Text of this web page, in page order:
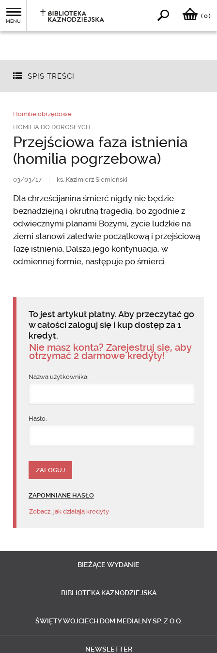
MENU
( 0)
SPIS TREŚCI
Homilie obrzędowe
HOMILIA DO DOROSŁYCH
Przejściowa faza istnienia
(homilia pogrzebowa)
03/03/17 ks. Kazimierz Siemieński
Dla chrześcijanina śmierć nigdy nie będzie
beznadziejną i okrutną tragedią, bo zgodnie z
odwiecznymi planami Bożymi, życie ludzkie na
ziemi stanowi zaledwie początkową i przejściową
fazę istnienia. Dalsza jego kontynuacja, w
odmiennej formie, następuje po śmierci.
To jest artykuł płatny. Aby przeczytać go
w całości zaloguj się i kup dostęp za 1
kredyt.
Nie masz konta? Zarejestruj się, aby
otrzymać 2 darmowe kredyty!
Nazwa użytkownika:
Hasło:
ZAPOMNIANE HASŁO
Zobacz, jak działają kredyty
BIEŻĄCE WYDANIE
BIBLIOTEKA KAZNODZIEJSKA
ŚWIĘTY WOJCIECH DOM MEDIALNY SP. Z O.O.
NEWSLETTER